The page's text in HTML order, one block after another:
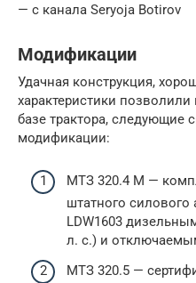
— с канала Seryoja Botirov
Модификации
Удачная конструкция,
характеристики
базе трактора, следующие
модификации:
МТЗ 320.4 М —
штатного силового
LDW1603
л. с.) и
МТЗ 320.5 —